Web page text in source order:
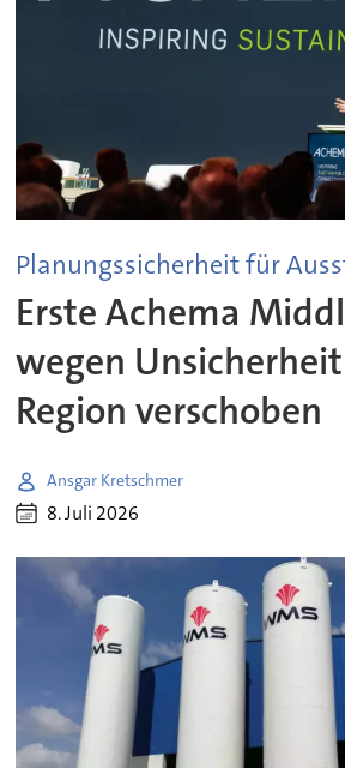
Planungssicherheit für
Erste Achema
wegen
Region verschoben
Ansgar Kretschmer
8. Juli 2026